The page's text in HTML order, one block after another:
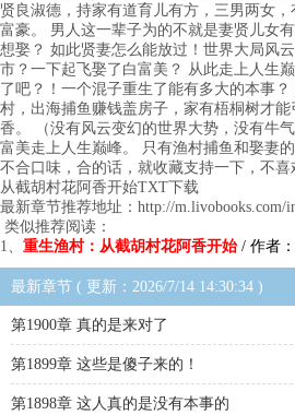
贤良淑德，持家有道育儿有方，三男两女
富豪。 男人这一辈子为的不就是妻贤儿女
想娶？ 如此贤妻怎么能放过！世界大局风
市？一下起飞娶了白富美？ 从此走上人生
了吧？！一个混子重生了能有多大的本事
村，出海捕鱼赚钱盖房子，家有梧桐树才
香。 （没有风云变幻的世界大势，没有牛
富美走上人生巅峰。 只有渔村捕鱼和娶妻
不合口味，合的话，就收藏支持一下，不喜
从截胡村花阿香开始TXT下载
最新章节推荐地址：http://m.livobooks.com/
类似推荐阅读：
1、 重生渔村：从截胡村花阿香开始/ 作者：
最新章节 ( 更新：2026/7/14 14:30:34 )
第1900章 真的是来对了
第1899章 这些是傻子来的！
第1898章 这人真的是没有本事的